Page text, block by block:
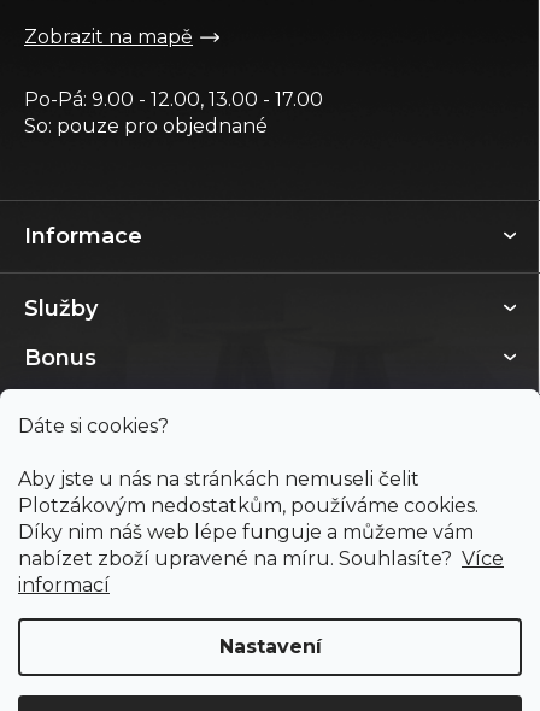
Dáte si cookies?
Aby jste u nás na stránkách nemuseli čelit
Plotzákovým nedostatkům, používáme cookies.
Díky nim náš web lépe funguje a můžeme vám
nabízet zboží upravené na míru. Souhlasíte? Více
informací
Nastavení
Informace
Služby
Bonus
Zobrazit na mapě
Po-Pá: 9.00 - 12.00, 13.00 - 17.00
So: pouze pro objednané
Copyright 2026PODLAHY PLOTZ s.r.o.. Všechna práva